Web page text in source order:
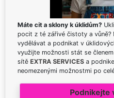
Máte cit a sklony k úklidům?
pocit z té zářivé čistoty a
vydělávat a podnikat v
využijte možnosti stát se
sítě EXTRA SERVICES a
neomezenými možnostmi po
Podnikejte